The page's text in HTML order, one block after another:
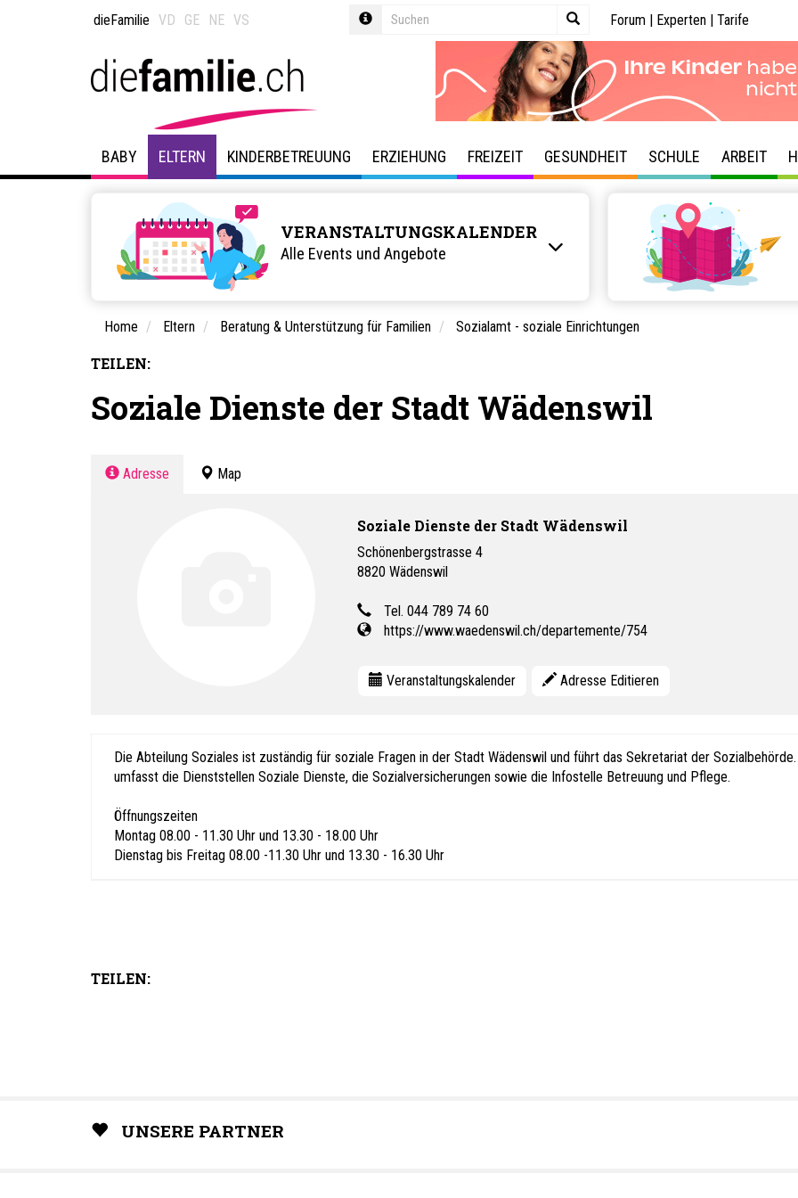
dieFamilie VD GE NE VS Forum | Experten | Tarife
BABY ELTERN KINDERBETREUUNG ERZIEHUNG FREIZEIT GESUNDHEIT SCHULE ARBEIT
VERANSTALTUNGSKALENDER
Alle Events und Angebote
Home Eltern Beratung & Unterstützung für Familien Sozialamt - soziale Einrichtungen
TEILEN:
Soziale Dienste der Stadt Wädenswil
Adresse Map
Soziale Dienste der Stadt Wädenswil
Schönenbergstrasse 4
8820 Wädenswil
Tel. 044 789 74 60
https://www.waedenswil.ch/departemente/754
Veranstaltungskalender Adresse Editieren
Die Abteilung Soziales ist zuständig für soziale Fragen in der Stadt Wädenswil und führt das Sekretariat der
umfasst die Dienststellen Soziale Dienste, die Sozialversicherungen sowie die Infostelle Betreuung und Pflege.
Öffnungszeiten
Montag 08.00 - 11.30 Uhr und 13.30 - 18.00 Uhr
Dienstag bis Freitag 08.00 -11.30 Uhr und 13.30 - 16.30 Uhr
TEILEN:
UNSERE PARTNER